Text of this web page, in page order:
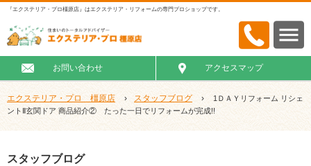
『エクステリア・プロ橿原店』はエクステリア・リフォームの専門プロショップです。
お問い合わせ アクセスマップ
エクステリア・プロ 橿原店 › スタッフブログ ›
1ＤＡＹリフォーム リシェ
ントⅡ玄関ドア 商品紹介② たった一日でリフォームが完成!!
スタッフブログ